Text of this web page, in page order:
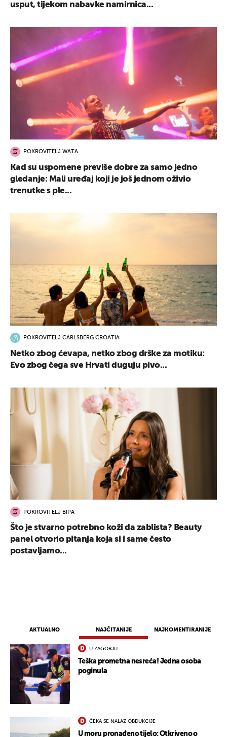
AKTUALNO NAJČITANIJE NAJKOMENTIRANIJE
U ZAGORJU
Teška prometna nesreća! Jedna osoba
poginula
ČEKA SE NALAZ OBDUKCIJE
U moru pronađeno tijelo: Otkriveno o
usput, tijekom nabavke namirnica...
POKROVITELJ WATA
Kad su uspomene previše dobre za samo jedno
gledanje: Mali uređaj koji je još jednom oživio
trenutke s ple...
POKROVITELJ CARLSBERG CROATIA
Netko zbog ćevapa, netko zbog drške za motiku:
Evo zbog čega sve Hrvati duguju pivo...
POKROVITELJ BIPA
Što je stvarno potrebno koži da zablista? Beauty
panel otvorio pitanja koja si i same često
postavljamo...